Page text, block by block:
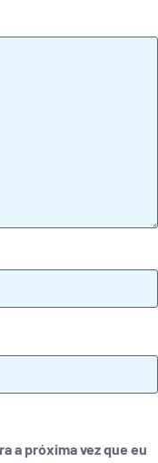
a próxima vez que eu